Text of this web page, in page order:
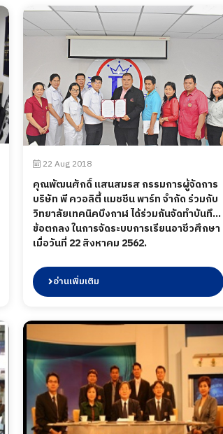
22 Aug 2018
คุณพัฒนศักดิ์ แสนสมรส กรรมการผู้จัดการ
บริษัท พี ควอลิตี้ แมชชีน พาร์ท จำกัด ร่วมกับ
วิทยาลัยเทคนิคบึงกาฬ ได้ร่วมกันจัดทำบันทึก
ข้อตกลง ในการจัดระบบการเรียนอาชีวศึกษา
เมื่อวันที่ 22 สิงหาคม 2562.
อ่านเพิ่มเติม